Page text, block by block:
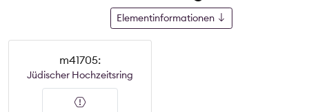
Elementinformationen
m41705:
Jüdischer Hochzeitsring